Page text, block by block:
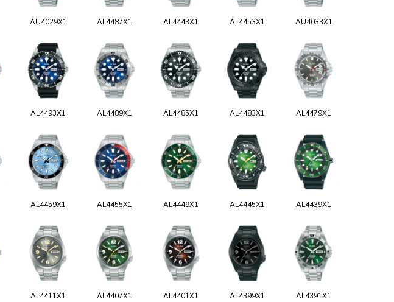
AU4029X1 AL4487X1 AL4443X1 AL4453X1 AU4033X1
AL4493X1 AL4489X1 AL4485X1 AL4483X1 AL4479X1
AL4459X1 AL4455X1 AL4449X1 AL4445X1 AL4439X1
AL4411X1 AL4407X1 AL4401X1 AL4399X1 AL4391X1